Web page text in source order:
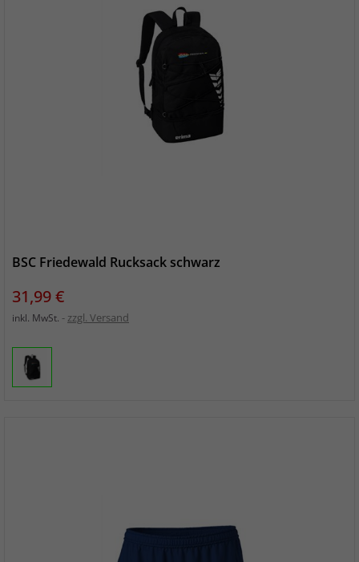
BSC Friedewald Rucksack schwarz
Preis
31,99 €
inkl. MwSt. zzgl. Versand